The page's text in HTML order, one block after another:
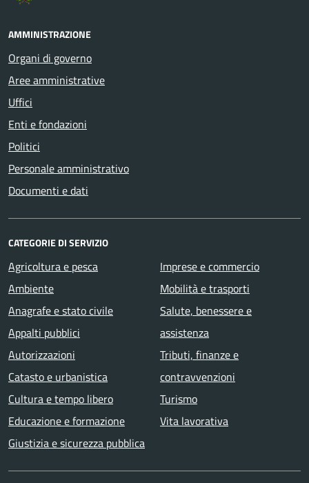
AMMINISTRAZIONE
Organi di governo
Aree amministrative
Uffici
Enti e fondazioni
Politici
Personale amministrativo
Documenti e dati
CATEGORIE DI SERVIZIO
Agricoltura e pesca
Ambiente
Anagrafe e stato civile
Appalti pubblici
Autorizzazioni
Catasto e urbanistica
Cultura e tempo libero
Educazione e formazione
Giustizia e sicurezza pubblica
Imprese e commercio
Mobilità e trasporti
Salute, benessere e
assistenza
Tributi, finanze e
contravvenzioni
Turismo
Vita lavorativa